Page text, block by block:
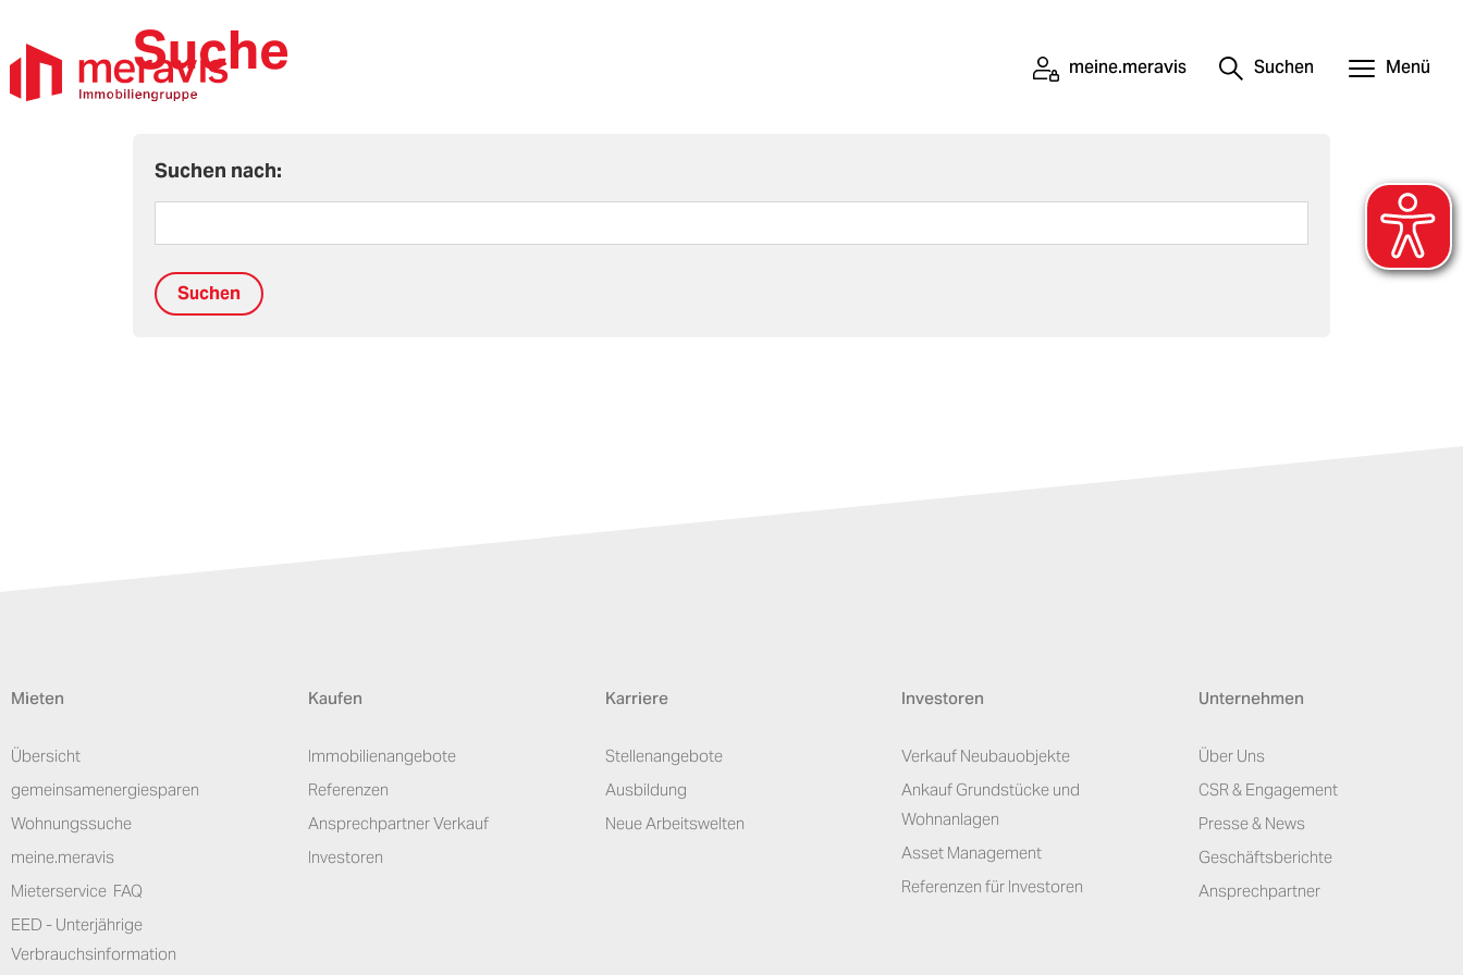
meine.meravis Suchen Menü
Suche
Suchen nach:
Mieten
Übersicht
gemeinsamenergiesparen
Wohnungssuche
meine.meravis
Mieterservice ­ FAQ
EED - Unterjährige
Verbrauchsinformation
Kaufen
Immobilienangebote
Referenzen
Ansprechpartner Verkauf
Investoren
Karriere
Stellenangebote
Ausbildung
Neue Arbeitswelten
Investoren
Verkauf Neubauobjekte
Ankauf Grundstücke und
Wohnanlagen
Asset Management
Referenzen für Investoren
Unternehmen
Über Uns
CSR & Engagement
Presse & News
Geschäftsberichte
Ansprechpartner